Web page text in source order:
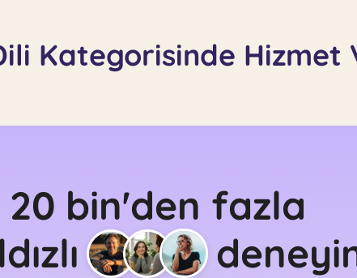
Kategorisinde Hizmet
20 bin'den fazla